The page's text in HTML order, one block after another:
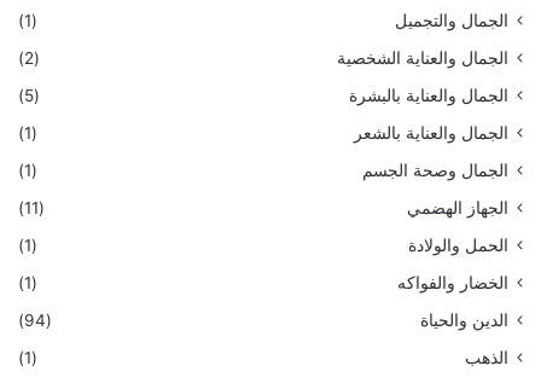
الجمال والتجميل
(1)
الجمال والعناية الشخصية
(2)
الجمال والعناية بالبشرة
(5)
الجمال والعناية بالشعر
(1)
الجمال وصحة الجسم
(1)
الجهاز الهضمي
(11)
الحمل والولادة
(1)
الخضار والفواكه
(1)
الدين والحياة
(94)
الذهب
(1)